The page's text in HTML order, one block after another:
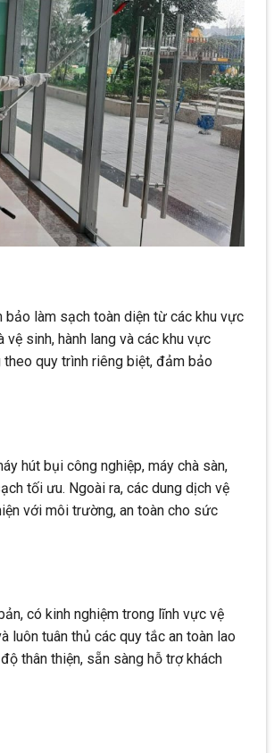
bảo làm sạch toàn diện từ các khu vực
vệ sinh, hành lang và các khu vực
quy trình riêng biệt, đảm bảo
hút bụi công nghiệp, máy chà sàn,
tối ưu. Ngoài ra, các dung dịch vệ
với môi trường, an toàn cho sức
có kinh nghiệm trong lĩnh vực vệ
luôn tuân thủ các quy tắc an toàn lao
thân thiện, sẵn sàng hỗ trợ khách